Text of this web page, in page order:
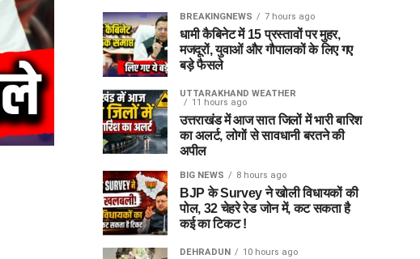
BREAKINGNEWS 7 hours ago
धामी कैबिनेट में 15 प्रस्तावों पर मुहर,
मजदूरों, युवाओं और गौपालकों के लिए गए
बड़े फैसले
UTTARAKHAND WEATHER
11 hours ago
उत्तराखंड में आज सात जिलों में भारी बारिश
का अलर्ट, लोगों से सावधानी बरतने की
अपील
BIG NEWS 8 hours ago
BJP के Survey ने खोली विधायकों की
पोल, 32 चेहरे रेड जोन में, कट सकता है
कई का टिकट !
DEHRADUN 10 hours ago